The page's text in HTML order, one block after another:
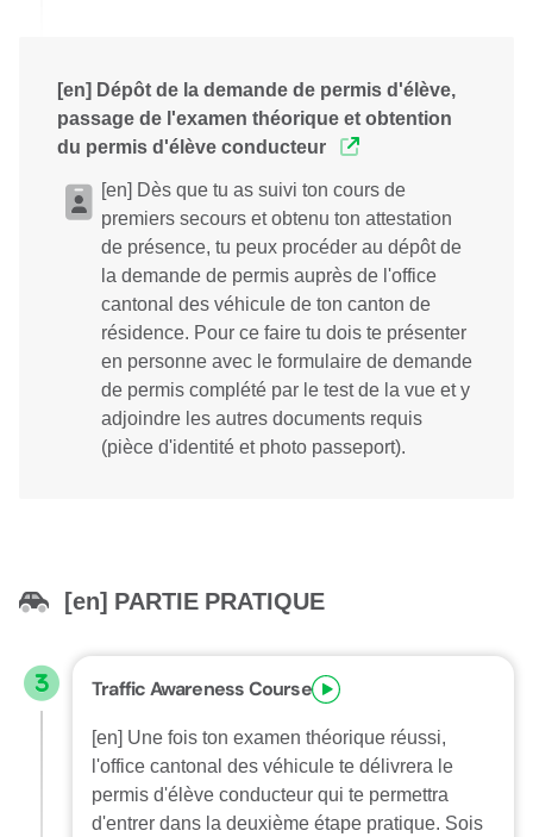
[en] Dépôt de la demande de permis d'élève,
passage de l'examen théorique et obtention
du permis d'élève conducteur
[en] Dès que tu as suivi ton cours de
premiers secours et obtenu ton attestation
de présence, tu peux procéder au dépôt de
la demande de permis auprès de l'office
cantonal des véhicule de ton canton de
résidence. Pour ce faire tu dois te présenter
en personne avec le formulaire de demande
de permis complété par le test de la vue et y
adjoindre les autres documents requis
(pièce d'identité et photo passeport).
[en] PARTIE PRATIQUE
Traffic Awareness Course
[en] Une fois ton examen théorique réussi,
l'office cantonal des véhicule te délivrera le
permis d'élève conducteur qui te permettra
d'entrer dans la deuxième étape pratique. Sois